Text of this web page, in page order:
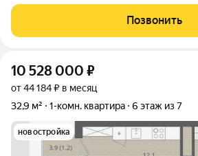
Позвонить
10 528 000 ₽
от 44 184 ₽ в месяц
32,9 м²
1-комн. квартира 6 этаж из 7
новостройка